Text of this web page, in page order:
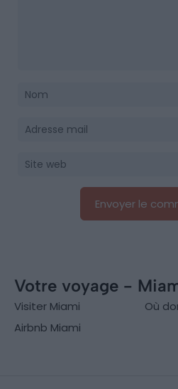
Votre voyage -
Visiter Miami
Où
Airbnb Miami